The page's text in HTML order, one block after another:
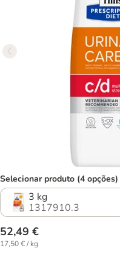
Selecionar produto (4 opções)
3 kg
1317910.3
52,49 €
17,50 € / kg